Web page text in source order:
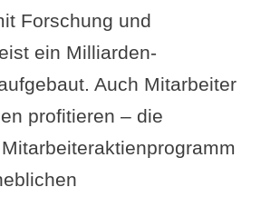
Forschung und
ein Milliarden-
Auch Mitarbeiter
profitieren – die